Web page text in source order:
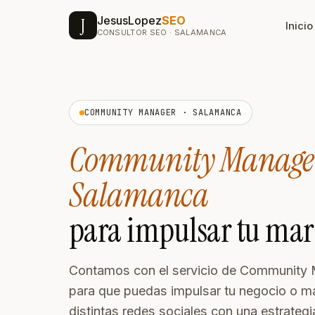
J JesusLopezSEO
CONSULTOR SEO · SALAMANCA Inicio
Posicionamiento SEO
Estrategia SEO integral para
Posicionamiento GEO
Aparece en ChatGPT,
Perplexity y Gemini
Agencia SEM · Google
NUEVO
Campañas que convierten
desde 100€/mes
y
COMMUNITY MANAGER · SALAMANCA
Community
Salamanca
para impulsar tu
Contamos con el servicio de Community
para que puedas impulsar tu negocio o
distintas redes sociales con una